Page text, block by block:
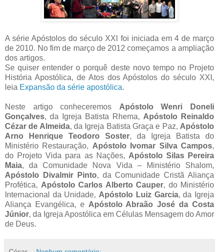
A série Apóstolos do século XXI foi iniciada em 4 de março
de 2010. No fim de março de 2012 começamos a ampliação
dos artigos.
Se quiser entender o porquê deste novo tempo no Projeto
História Apostólica, de Atos dos Apóstolos do século XXI,
leia Expansão da série apostólica.
Neste artigo conheceremos Apóstolo Wenri Doneli
Gonçalves, da Igreja Batista Rhema, Apóstolo Reinaldo
Cézar de Almeida, da Igreja Batista Graça e Paz, Apóstolo
Arno Henrique Teodoro Soster, da Igreja Batista do
Ministério Restauração, Apóstolo Ivomar Silva Campos,
do Projeto Vida para as Nações, Apóstolo Silas Pereira
Maia, da Comunidade Nova Vida – Ministério Shalom,
Apóstolo Divalmir Pinto, da Comunidade Cristã Aliança
Profética, Apóstolo Carlos Alberto Cauper, do Ministério
Internacional da Unidade, Apóstolo Luiz Garcia, da Igreja
Aliança Evangélica, e Apóstolo Abraão José da Costa
Júnior, da Igreja Apostólica em Células Mensagem do Amor
de Deus.